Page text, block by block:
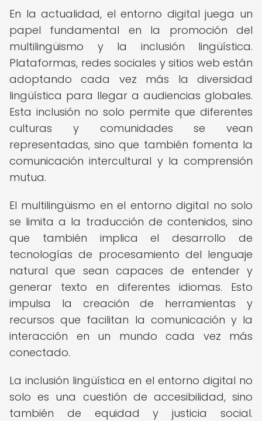
En la actualidad, el entorno digital juega un
papel fundamental en la promoción del
multilingüismo y la inclusión lingüística.
Plataformas, redes sociales y sitios web están
adoptando cada vez más la diversidad
lingüística para llegar a audiencias globales.
Esta inclusión no solo permite que diferentes
culturas y comunidades se vean
representadas, sino que también fomenta la
comunicación intercultural y la comprensión
mutua.
El multilingüismo en el entorno digital no solo
se limita a la traducción de contenidos, sino
que también implica el desarrollo de
tecnologías de procesamiento del lenguaje
natural que sean capaces de entender y
generar texto en diferentes idiomas. Esto
impulsa la creación de herramientas y
recursos que facilitan la comunicación y la
interacción en un mundo cada vez más
conectado.
La inclusión lingüística en el entorno digital no
solo es una cuestión de accesibilidad, sino
también de equidad y justicia social.